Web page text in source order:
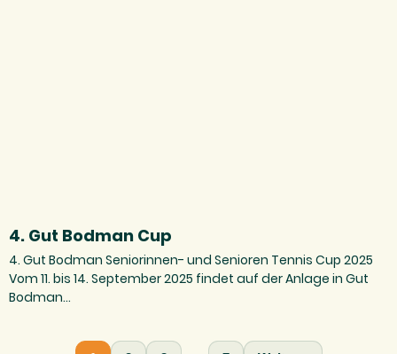
4. Gut Bodman Cup
4. Gut Bodman Seniorinnen- und Senioren Tennis Cup 2025
Vom 11. bis 14. September 2025 findet auf der Anlage in Gut
Bodman…